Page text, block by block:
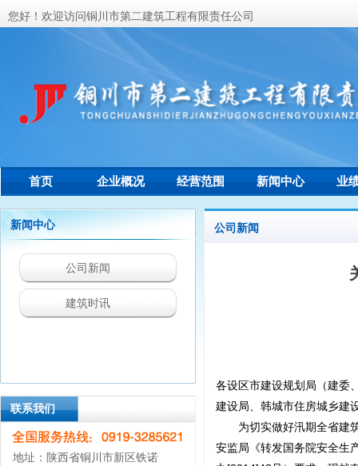
首页 企业概况 经营范围 新闻中心 业
您好！欢迎访问铜川市第二建筑工程有限责任公司
各设区市建设规划局（建委
建设局、韩城市住房城乡建
为切实做好汛期全省建筑
安监局《转发国务院安全生
联系我们
公司新闻
新闻中心
公司新闻
建筑时讯
联系我们
地址：陕西省铜川市新区铁诺